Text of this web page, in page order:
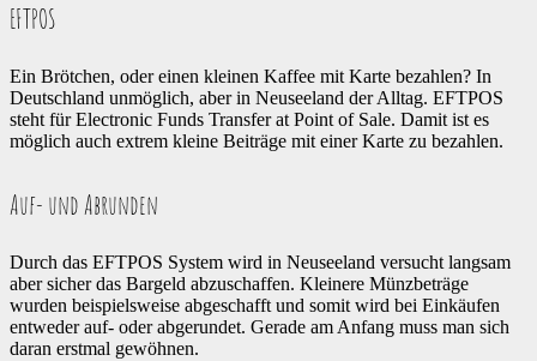
EFTPOS
Ein Brötchen, oder einen kleinen Kaffee mit Karte bezahlen? In
Deutschland unmöglich, aber in Neuseeland der Alltag. EFTPOS
steht für Electronic Funds Transfer at Point of Sale. Damit ist es
möglich auch extrem kleine Beiträge mit einer Karte zu bezahlen.
Auf- und Abrunden
Durch das EFTPOS System wird in Neuseeland versucht langsam
aber sicher das Bargeld abzuschaffen. Kleinere Münzbeträge
wurden beispielsweise abgeschafft und somit wird bei Einkäufen
entweder auf- oder abgerundet. Gerade am Anfang muss man sich
daran erstmal gewöhnen.